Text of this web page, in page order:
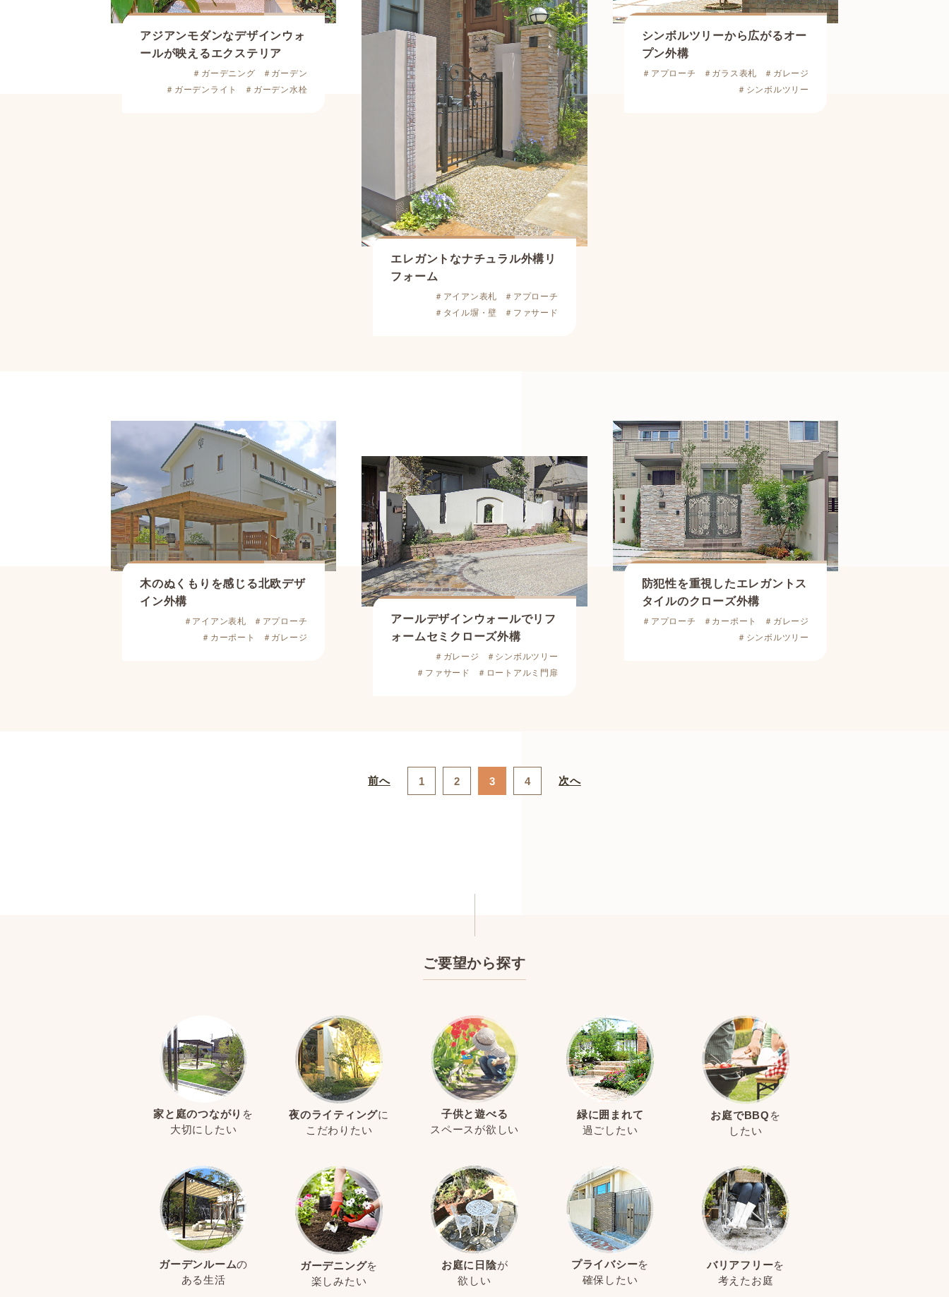
アジアンモダンなデザインウォ
ールが映えるエクステリア
＃ガーデニング
＃ガーデン
＃ガーデンライト
＃ガーデン水栓
エレガントなナチュラル外構リ
フォーム
＃アイアン表札
＃アプローチ
＃タイル塀・壁
＃ファサード
シンボルツリーから広がるオー
プン外構
＃アプローチ ＃ガラス表札
＃ガレージ
＃シンボルツリー
木のぬくもりを感じる北欧デザ
イン外構
＃アイアン表札
＃アプローチ
＃カーポート
＃ガレージ
アールデザインウォールでリフ
ォームセミクローズ外構
＃ガレージ
＃シンボルツリー
＃ファサード
＃ロートアルミ門扉
防犯性を重視したエレガントス
タイルのクローズ外構
＃アプローチ ＃カーポート
＃ガレージ
＃シンボルツリー
前へ 1 2 3 4 次へ
ご要望から探す
家と庭のつながり を
大切にしたい
夜のライティングに
こだわりたい
子供と遊べる
スペースが欲しい
緑に囲まれて
過ごしたい
お庭でBBQ を
したい
ガーデンルームの
ある生活
ガーデニングを
楽しみたい
お庭に日陰が
欲しい
プライバシーを
確保したい
バリアフリーを
考えたお庭